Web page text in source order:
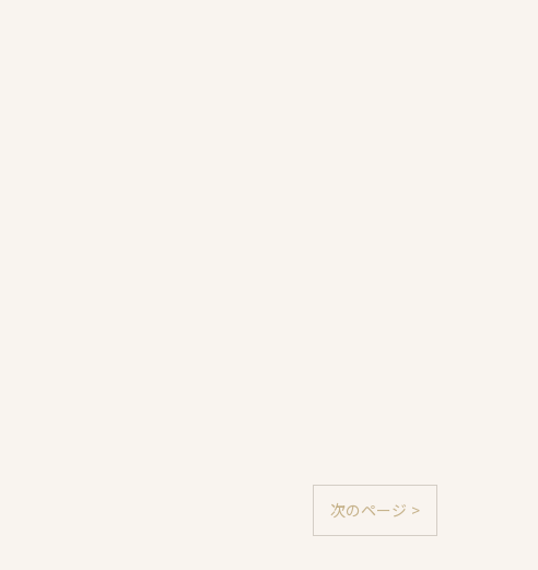
次のページ >